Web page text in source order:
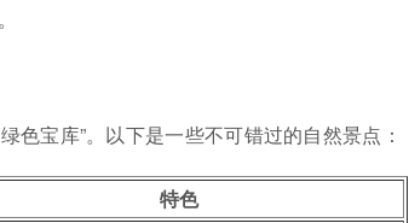
色宝库”。以下是一些不可错过的自然景点：
特色